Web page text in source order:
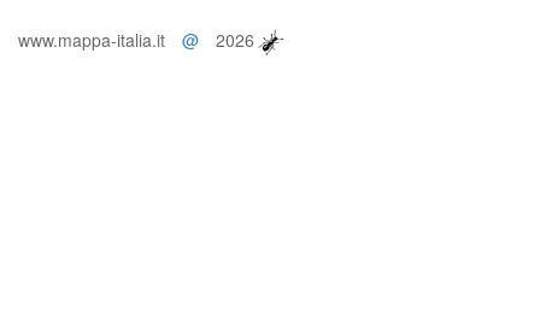
www.mappa-italia.it @ 2026